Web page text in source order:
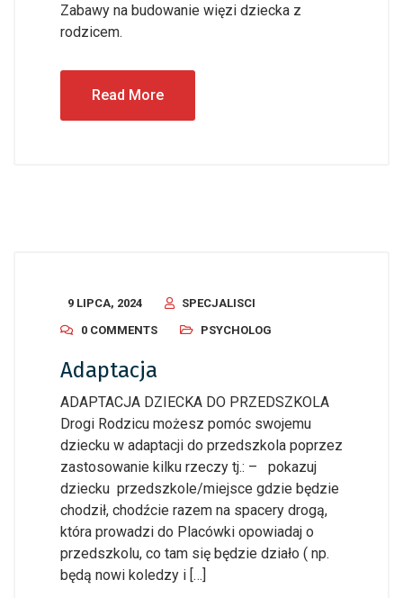
Zabawy na budowanie więzi dziecka z
rodzicem.
Read More
9 LIPCA, 2024
SPECJALISCI
0 COMMENTS
PSYCHOLOG
Adaptacja
ADAPTACJA DZIECKA DO PRZEDSZKOLA
Drogi Rodzicu możesz pomóc swojemu
dziecku w adaptacji do przedszkola poprzez
zastosowanie kilku rzeczy tj.: – pokazuj
dziecku przedszkole/miejsce gdzie będzie
chodził, chodźcie razem na spacery drogą,
która prowadzi do Placówki opowiadaj o
przedszkolu, co tam się będzie działo ( np.
będą nowi koledzy i […]